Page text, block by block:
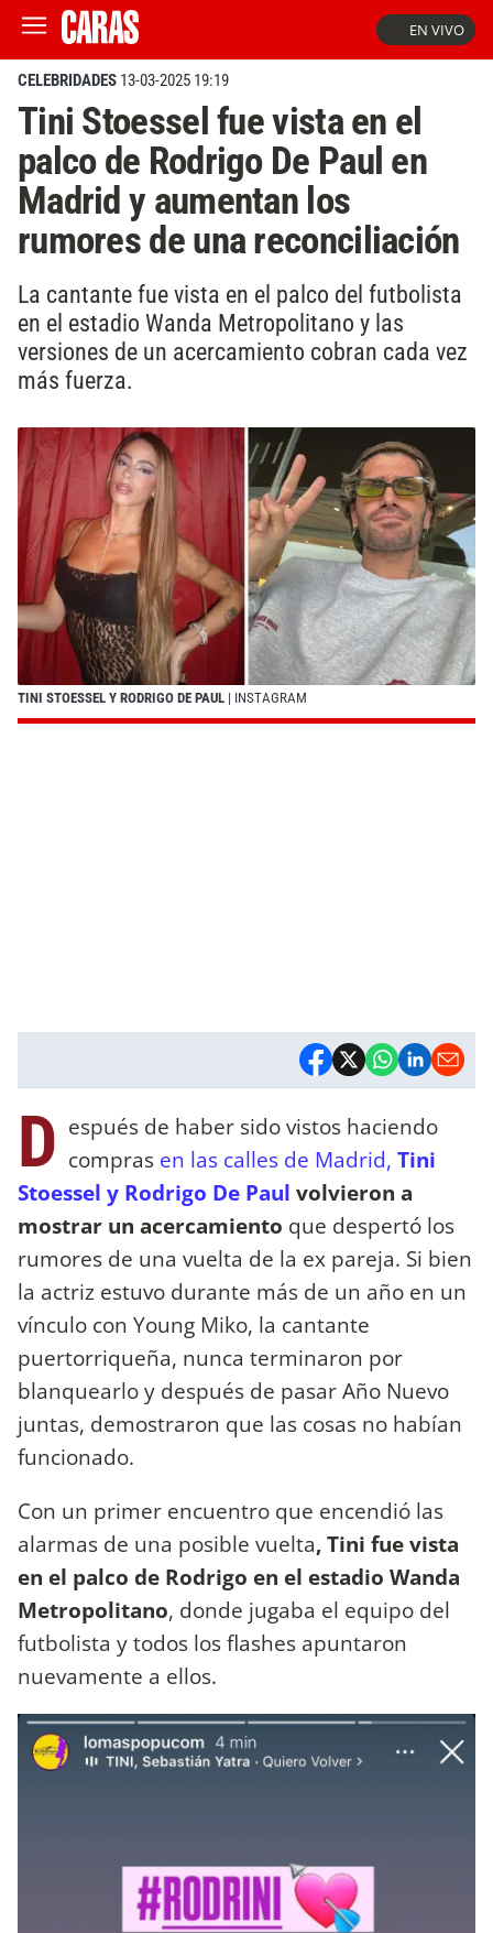
EN VIVO
CELEBRIDADES 13-03-2025 19:19
Tini Stoessel fue vista en el
palco de Rodrigo De Paul en
Madrid y aumentan los
rumores de una reconciliación
La cantante fue vista en el palco del futbolista
en el estadio Wanda Metropolitano y las
versiones de un acercamiento cobran cada vez
más fuerza.
TINI STOESSEL Y RODRIGO DE PAUL | INSTAGRAM
D espués de haber sido vistos haciendo
compras en las calles de Madrid, Tini
Stoessel y Rodrigo De Paul volvieron a
mostrar un acercamiento que despertó los
rumores de una vuelta de la ex pareja. Si bien
la actriz estuvo durante más de un año en un
vínculo con Young Miko, la cantante
puertorriqueña, nunca terminaron por
blanquearlo y después de pasar Año Nuevo
juntas, demostraron que las cosas no habían
funcionado.
Con un primer encuentro que encendió las
alarmas de una posible vuelta, Tini fue vista
en el palco de Rodrigo en el estadio Wanda
Metropolitano, donde jugaba el equipo del
futbolista y todos los flashes apuntaron
nuevamente a ellos.